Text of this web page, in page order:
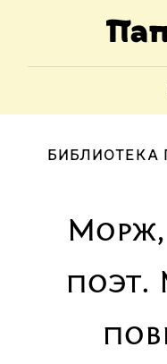
БИБЛИОТЕКА
Морж,
поэт.